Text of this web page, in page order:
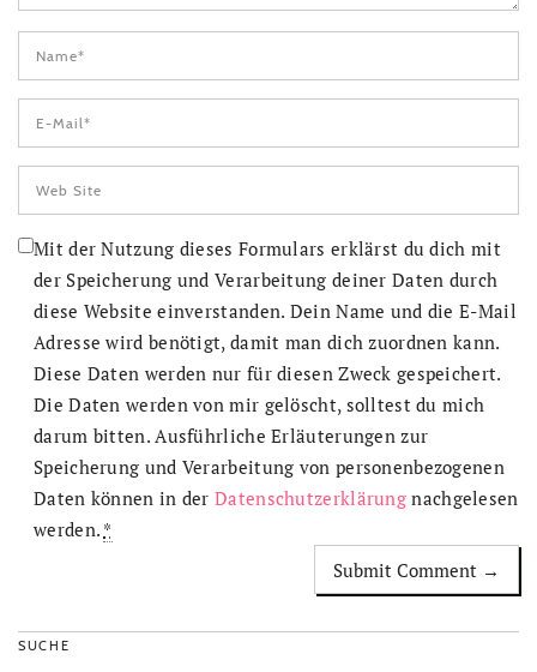
Mit der Nutzung dieses Formulars erklärst du dich mit
der Speicherung und Verarbeitung deiner Daten durch
diese Website einverstanden. Dein Name und die E-Mail
Adresse wird benötigt, damit man dich zuordnen kann.
Diese Daten werden nur für diesen Zweck gespeichert.
Die Daten werden von mir gelöscht, solltest du mich
darum bitten. Ausführliche Erläuterungen zur
Speicherung und Verarbeitung von personenbezogenen
Daten können in derDatenschutzerklärung nachgelesen
werden. *
SUCHE